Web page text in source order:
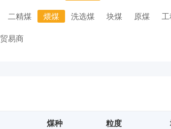
二精煤 煨煤 洗选煤 块煤 原煤
贸易商
煤种 粒度